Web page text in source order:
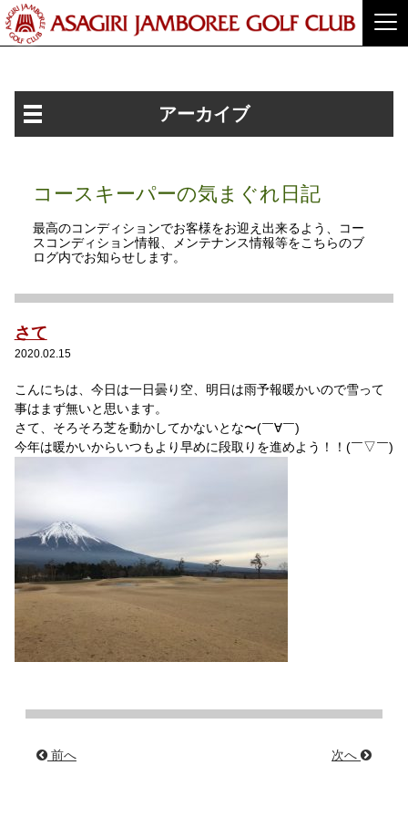
アーカイブ
コースキーパーの気まぐれ日記
最高のコンディションでお客様をお迎え出来るよう、コー
スコンディション情報、メンテナンス情報等をこちらのブ
ログ内でお知らせします。
さて
2020.02.15
こんにちは、今日は一日曇り空、明日は雨予報暖かいので雪って
事はまず無いと思います。
さて、そろそろ芝を動かしてかないとな〜(￣∀￣)
今年は暖かいからいつもより早めに段取りを進めよう！！(￣▽￣)
前へ 次へ